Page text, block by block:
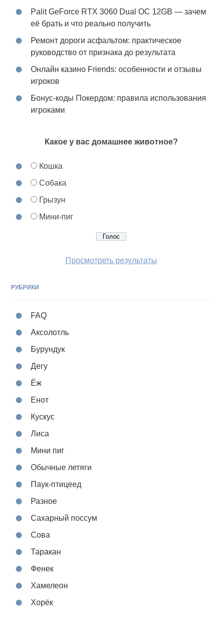
Palit GeForce RTX 3060 Dual OC 12GB — зачем
её брать и что реально получить
Ремонт дороги асфальтом: практическое
руководство от признака до результата
Онлайн казино Friends: особенности и отзывы
игроков
Бонус-коды Покердом: правила использования
игроками
Какое у вас домашнее животное?
Кошка
Собака
Грызун
Мини-пиг
Просмотреть результаты
РУБРИКИ
FAQ
Аксолотль
Бурундук
Дегу
Ёж
Енот
Кускус
Лиса
Мини пиг
Обычные летяги
Паук-птицеед
Разное
Сахарный поссум
Сова
Таракан
Фенек
Хамелеон
Хорёк